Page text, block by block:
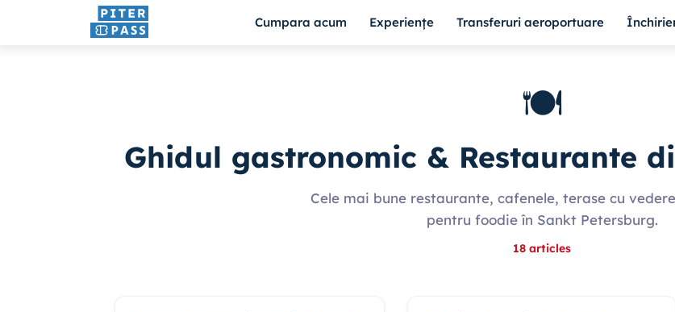
Cumpara acum Experiențe Transferuri aeroportuare
🍽️
Ghidul gastronomic & Restaurante
Cele mai bune restaurante, cafenele, terase cu
pentru foodie în Sankt Petersburg.
18 articles